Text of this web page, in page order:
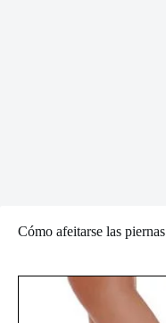
Cómo afeitarse las piernas